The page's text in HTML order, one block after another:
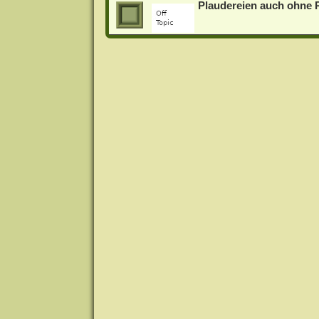
Plaudereien auch ohne